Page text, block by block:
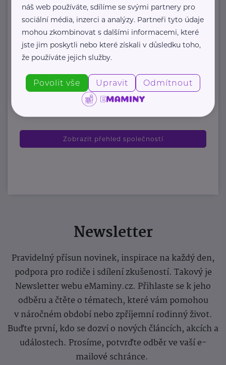
pomáháme potřebným."
Oděvní banka je charitativní
organizace, která každoročně
poskytuje více ...
https://www.odevnibanka.cz/
+420 702 019 159
info@odevnibanka.cz
Zobrazit přehled společností
Newsletter
Pravidelný přísun novinek, inspirace na každý den,
podpora pro rodiče i sdílení zkušeností. Takový je
Newsletter webu eMaminy.cz. Přihlaste se k jeho
odběru a čtěte o tématech, které vám pomohou
v náročném období nebo zpříjemní rodinný život.
Buďte první, kdo se dozví o nových článcích, akcích a
událostech. Prosíme, potvrďte odběr ve vaší e-
mailové schránce.
náš web používáte, sdílíme se svými partnery pro
sociální média, inzerci a analýzy. Partneři tyto údaje
mohou zkombinovat s dalšími informacemi, které
jste jim poskytli nebo které získali v důsledku toho,
že používáte jejich služby.
Povolit vše Upravit Odmítnout